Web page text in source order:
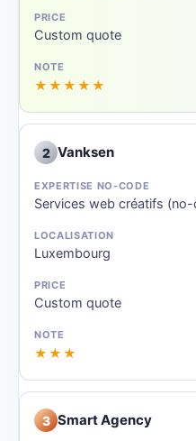
Custom quote
★★★★★
2 Vanksen
Services web créatifs
Luxembourg
Custom quote
★★★
3 Smart Agency